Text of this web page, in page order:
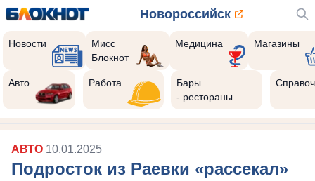
Новороссийск
Новости
Мисс
Блокнот
Медицина Магазины
Авто Работа
Бары
- рестораны
АВТО 10.01.2025
Подросток из Раевки «рассекал»